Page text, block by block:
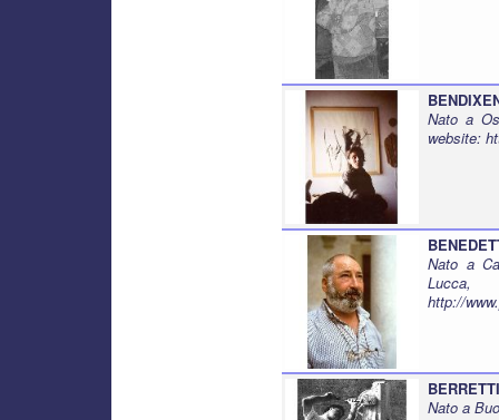
Nato a
website:
Nato a
http://
Nato a